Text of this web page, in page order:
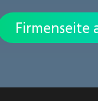
Firmenseite